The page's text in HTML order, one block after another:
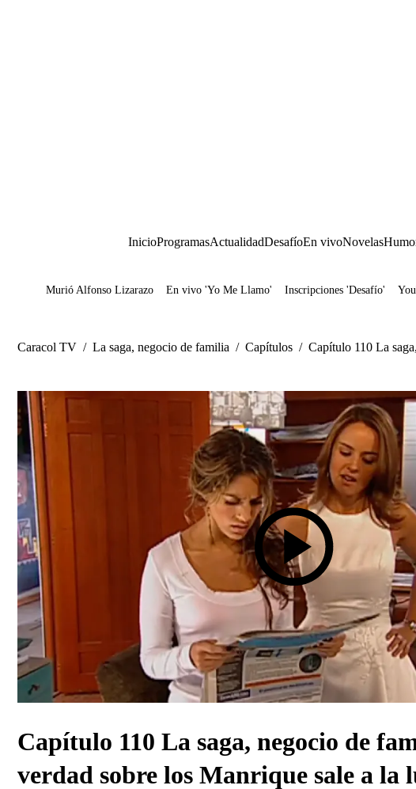
InicioProgramasActualidadDesafíoEn vivoNovelas
Juegos
Murió Alfonso Lizarazo En vivo 'Yo Me Llamo' Inscripciones 'Desafío'
Caracol TV / La saga, negocio de familia / Capítulos / Capítulo 110 La
Capítulo 110 La saga, negocio de
verdad sobre los Manrique sale a la